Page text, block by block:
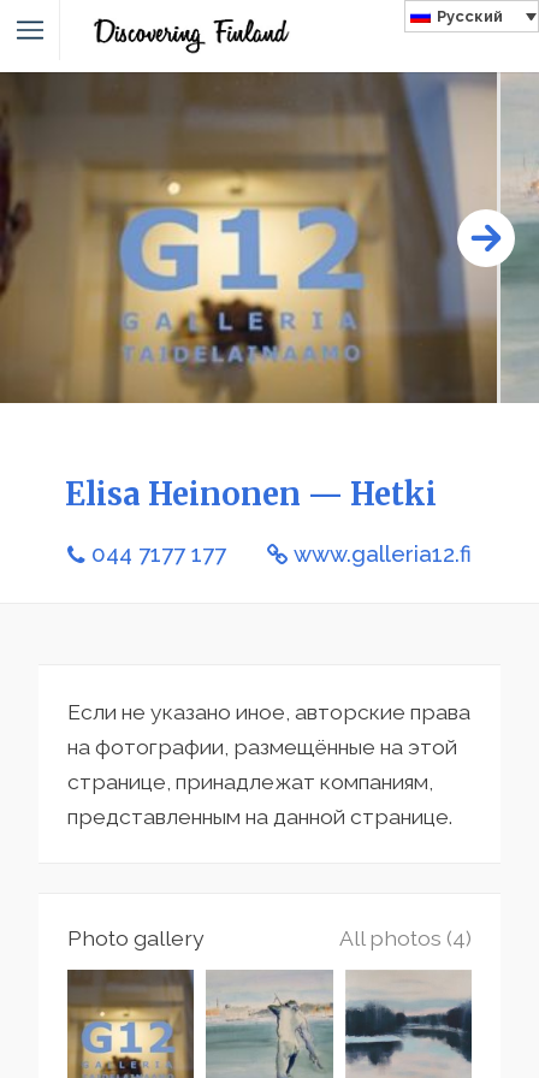
Русский
Elisa Heinonen — Hetki
044 7177 177 www.galleria12.fi
Если не указано иное, авторские права
на фотографии, размещённые на этой
странице, принадлежат компаниям,
представленным на данной странице.
Photo gallery All photos (4)